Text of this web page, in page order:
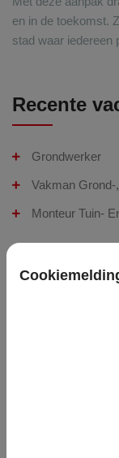
en in de toekomst.
stad waar iedereen
Recente
Grondwerker
Vakman
Monteur Tuin-